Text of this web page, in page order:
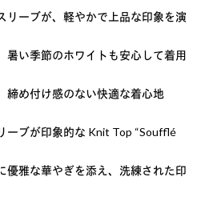
リーブが、軽やかで上品な印象を演
暑い季節のホワイトも安心して着用
締め付け感のない快適な着心地
ーブが印象的な Knit Top “Soufflé
優雅な華やぎを添え、洗練された印